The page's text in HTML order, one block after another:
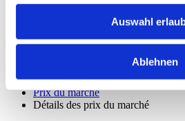
Auswahl
Ablehnen
Semaine 25- 2024
Vous êtes ici:
Services aux producteurs
Prix du marché
Détails des prix du marché